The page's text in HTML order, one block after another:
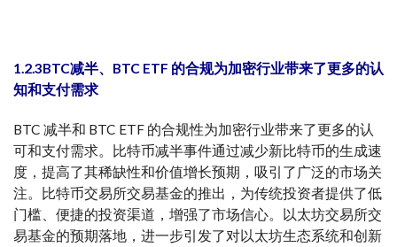
1.2.3BTC减半、BTC ETF 的合规为加密行业带来了更多的认
知和支付需求
BTC 减半和 BTC ETF 的合规性为加密行业带来了更多的认
可和支付需求。比特币减半事件通过减少新比特币的生成速
度，提高了其稀缺性和价值增长预期，吸引了广泛的市场关
注。比特币交易所交易基金的推出，为传统投资者提供了低
门槛、便捷的投资渠道，增强了市场信心。以太坊交易所交
易基金的预期落地，进一步引发了对以太坊生态系统和创新